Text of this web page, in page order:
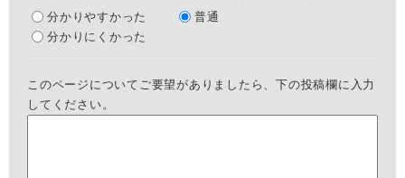
分かりやすかった
普通
分かりにくかった
このページについてご要望がありましたら、下の投稿欄に入力
してください。